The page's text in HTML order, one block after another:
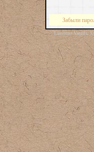
Забыли
Lussumo Vanilla,